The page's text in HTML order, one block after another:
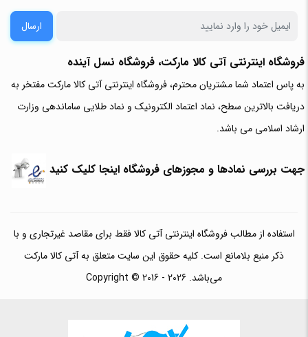
ارسال
فروشگاه اینترنتی آتی‌ کالا مارکت، فروشگاه نسل آینده
به پاس اعتماد شما مشتریان محترم، فروشگاه اینترنتی آتی کالا مارکت مفتخر به
دریافت بالاترین سطح، نماد اعتماد الکترونیک و نماد طلایی ساماندهی وزارت
ارشاد اسلامی می باشد.
جهت بررسی نمادها و مجوزهای فروشگاه اینجا کلیک کنید
استفاده از مطالب فروشگاه اینترنتی آتی کالا فقط برای مقاصد غیرتجاری و با
ذکر منبع بلامانع است. کلیه حقوق این سایت متعلق به آتی کالا مارکت
می‌باشد. Copyright © 2016 - 2026